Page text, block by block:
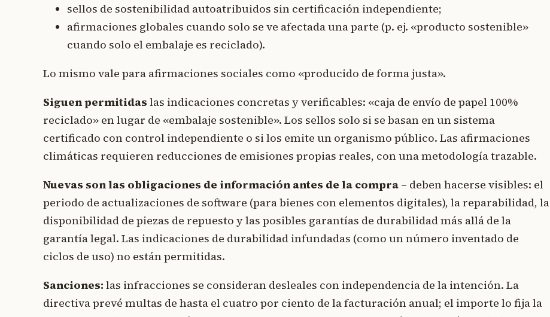
sellos de sostenibilidad autoatribuidos sin certificación independiente;
afirmaciones globales cuando solo se ve afectada una parte (p. ej. «producto sostenible»
cuando solo el embalaje es reciclado).
Lo mismo vale para afirmaciones sociales como «producido de forma justa».
Siguen permitidas las indicaciones concretas y verificables: «caja de envío de papel 100%
reciclado» en lugar de «embalaje sostenible». Los sellos solo si se basan en un sistema
certificado con control independiente o si los emite un organismo público. Las afirmaciones
climáticas requieren reducciones de emisiones propias reales, con una metodología trazable.
Nuevas son las obligaciones de información antes de la compra – deben hacerse visibles: el
periodo de actualizaciones de software (para bienes con elementos digitales), la reparabilidad, la
disponibilidad de piezas de repuesto y las posibles garantías de durabilidad más allá de la
garantía legal. Las indicaciones de durabilidad infundadas (como un número inventado de
ciclos de uso) no están permitidas.
Sanciones: las infracciones se consideran desleales con independencia de la intención. La
directiva prevé multas de hasta el cuatro por ciento de la facturación anual; el importe lo fija la